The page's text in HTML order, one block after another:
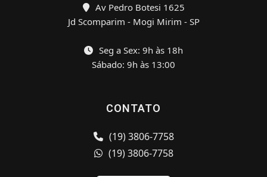
Av Pedro Botesi 1625
Jd Scomparim - Mogi Mirim - SP
Seg a Sex: 9h às 18h
Sábado: 9h às 13:00
CONTATO
(19) 3806-7758
(19) 3806-7758